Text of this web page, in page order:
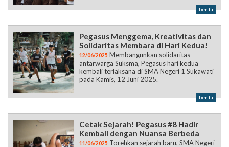
berita
Pegasus Menggema, Kreativitas dan
Solidaritas Membara di Hari Kedua!
12/06/2025 Membangunkan solidaritas
antarwarga Suksma, Pegasus hari kedua
kembali terlaksana di SMA Negeri 1 Sukawati
pada Kamis, 12 Juni 2025.
berita
Cetak Sejarah! Pegasus #8 Hadir
Kembali dengan Nuansa Berbeda
11/06/2025 Torehkan sejarah baru, SMA Negeri